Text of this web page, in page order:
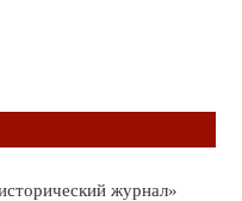
журнал»